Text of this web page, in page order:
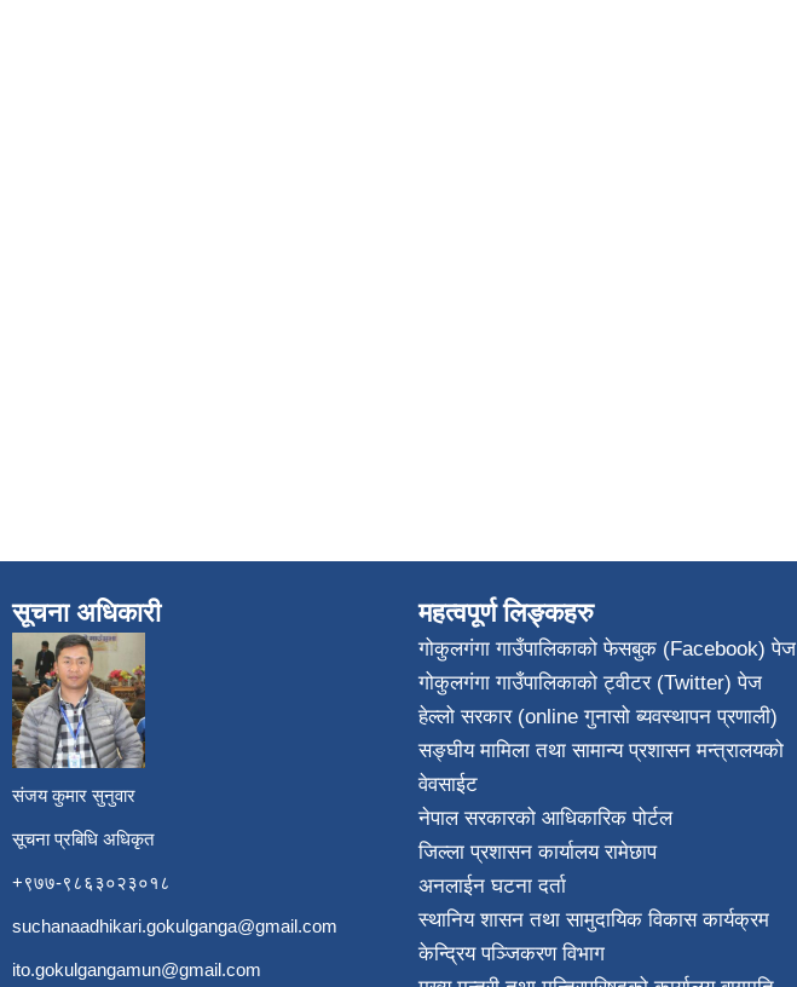
सूचना अधिकारी
संजय कुमार सुनुवार
सूचना प्रबिधि अधिकृत
+९७७-९८६३०२३०१८
suchanaadhikari.gokulganga@gmail.com
ito.gokulgangamun@gmail.com
महत्वपूर्ण लिङ्कहरु
गोकुलगंगा गाउँपालिकाको फेसबुक (Facebook) पेज
गोकुलगंगा गाउँपालिकाको ट्वीटर (Twitter) पेज
हेल्लो सरकार (online गुनासो ब्यवस्थापन प्रणाली)
सङ्घीय मामिला तथा सामान्य प्रशासन मन्त्रालयको
वेवसाईट
नेपाल सरकारको आधिकारिक पोर्टल
जिल्ला प्रशासन कार्यालय रामेछाप
अनलाईन घटना दर्ता
स्थानिय शासन तथा सामुदायिक विकास कार्यक्रम
केन्द्रिय पञ्जिकरण विभाग